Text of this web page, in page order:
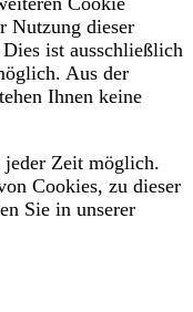
Nutzung dieser
ist ausschließlich
Aus der
Ihnen keine
Zeit möglich.
Cookies, zu dieser
Sie in unserer